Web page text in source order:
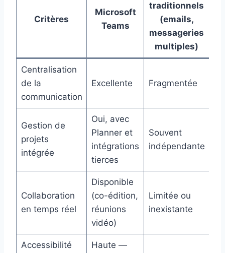
Critères
Microsoft
Teams
traditionnels
(emails,
messageries
multiples)
Centralisation
de la
communication
Excellente Fragmentée
Gestion de
projets
intégrée
Oui, avec
Planner et
intégrations
tierces
Souvent
indépendante
Collaboration
en temps réel
Disponible
(co-édition,
réunions
vidéo)
Limitée ou
inexistante
Accessibilité
Haute —